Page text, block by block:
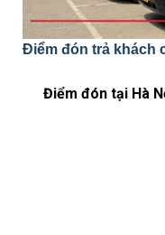
Điểm đón trả khách
Điểm đón tại Hà